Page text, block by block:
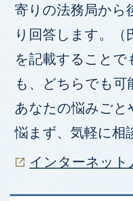
寄りの法務局から
り回答します。
を記載することで
も、どちらでも可
あなたの悩みご
悩まず、気軽に相
インターネット